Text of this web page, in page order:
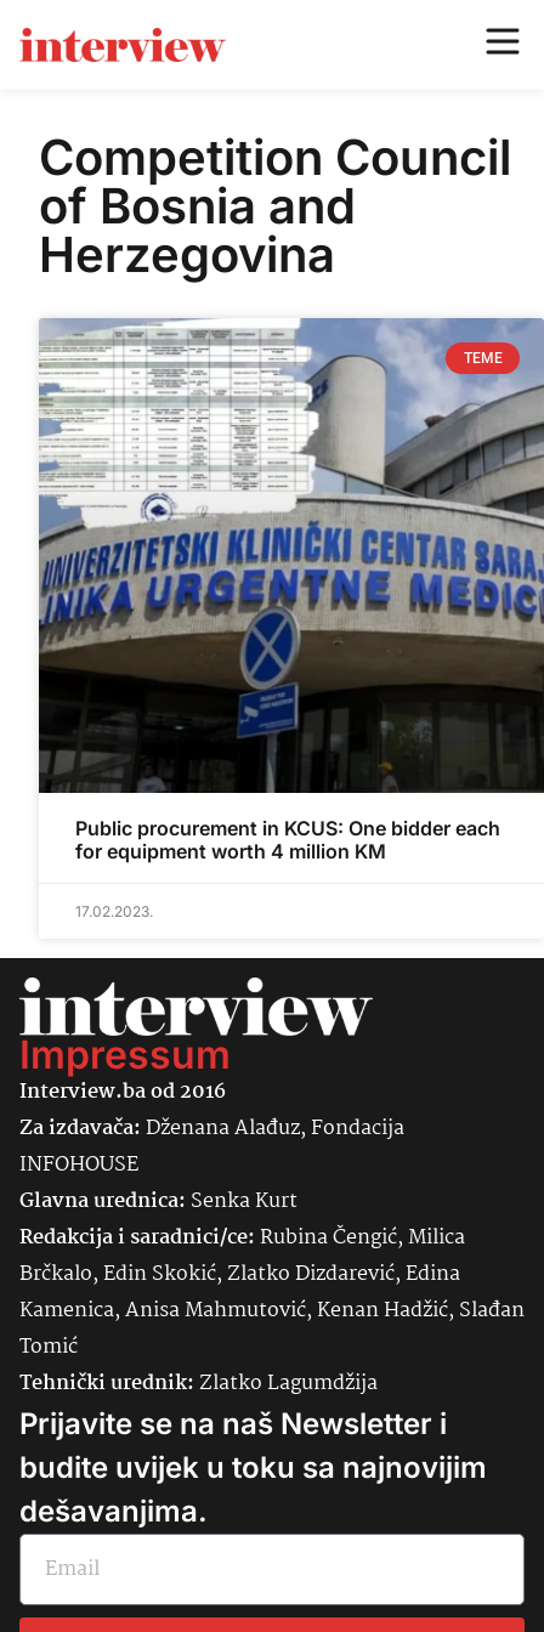
Competition Council
of Bosnia and
Herzegovina
TEME
Public procurement in KCUS: One bidder each
for equipment worth 4 million KM
17.02.2023.
Impressum
Interview.ba od 2016
Za izdavača:Dženana Alađuz, Fondacija
INFOHOUSE
Glavna urednica: SenkaKurt
Redakcija i saradnici/ce:Rubina Čengić, Milica
Brčkalo, Edin Skokić, Zlatko Dizdarević, Edina
Kamenica, Anisa Mahmutović, Kenan Hadžić, Slađan
Tomić
Tehnički urednik:Zlatko Lagumdžija
Prijavite se na naš Newsletter i
budite uvijek u toku sa najnovijim
dešavanjima.